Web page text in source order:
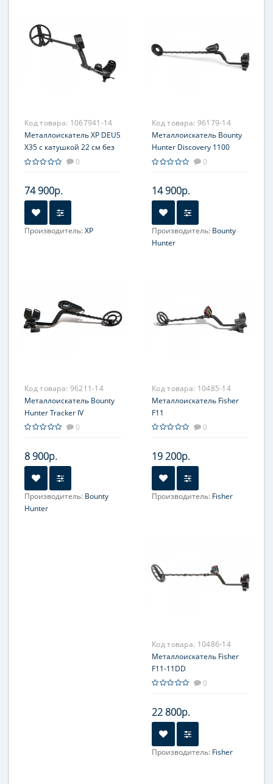
Код товара: 1067941-14
Металлоискатель XP DEUS
X35 с катушкой 22 см без
наушников
0
74 900р.
Производитель:XP
Код товара: 96179-14
Металлоискатель Bounty
Hunter Discovery 1100
0
14 900р.
Производитель: Bounty
Hunter
Код товара: 96211-14
Металлоискатель Bounty
Hunter Tracker IV
0
8 900р.
Производитель: Bounty
Hunter
Код товара: 10485-14
Металлоискатель Fisher
F11
0
19 200р.
Производитель: Fisher
Код товара: 10486-14
Металлоискатель Fisher
F11-11DD
0
22 800р.
Производитель: Fisher